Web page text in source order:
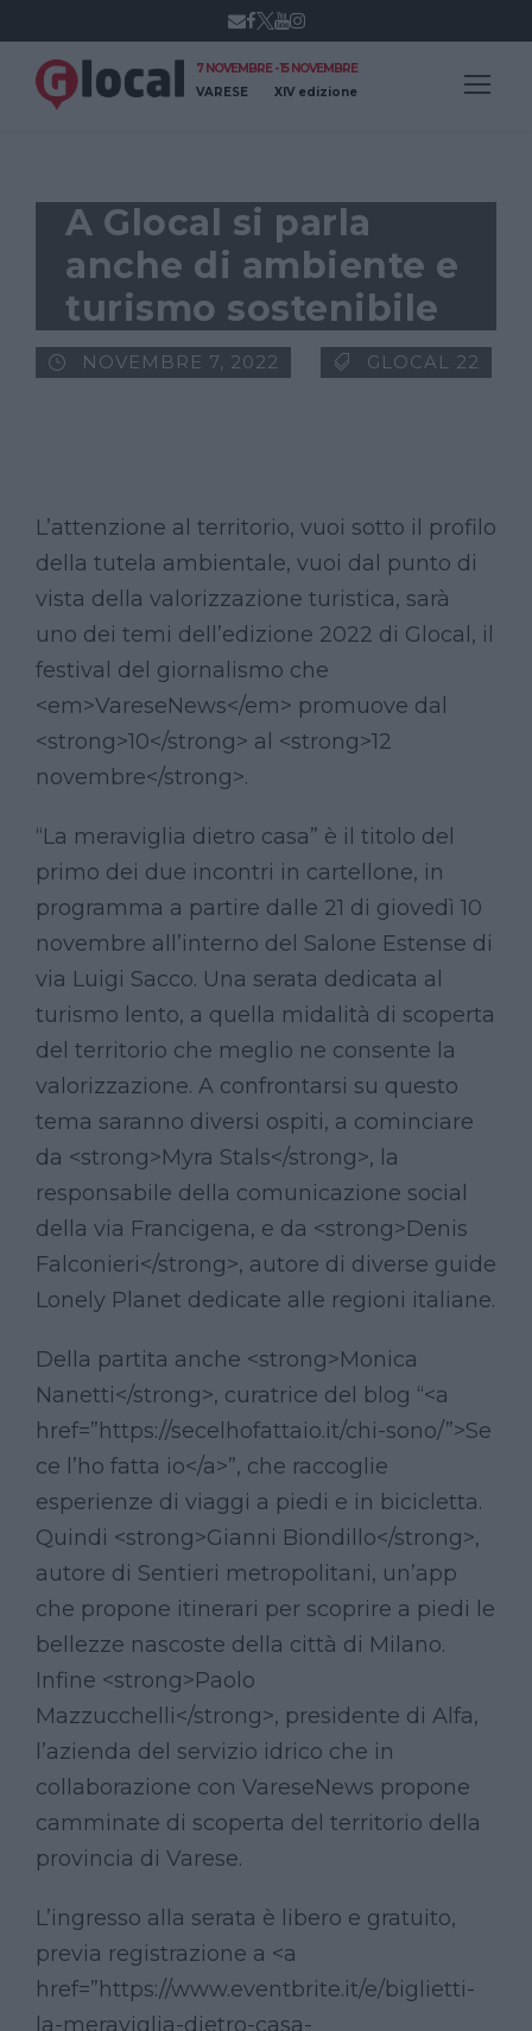
7 NOVEMBRE - 15 NOVEMBRE
VARESE
XIV edizione
A Glocal si parla
anche di ambiente e
turismo sostenibile
NOVEMBRE 7, 2022 GLOCAL 22
L’attenzione al territorio, vuoi sotto il profilo
della tutela ambientale, vuoi dal punto di
vista della valorizzazione turistica, sarà
uno dei temi dell’edizione 2022 di Glocal, il
festival del giornalismo che
<em>VareseNews</em> promuove dal
<strong>10</strong> al <strong>12
novembre</strong>.
“La meraviglia dietro casa” è il titolo del
primo dei due incontri in cartellone, in
programma a partire dalle 21 di giovedì 10
novembre all’interno del Salone Estense di
via Luigi Sacco. Una serata dedicata al
turismo lento, a quella midalità di scoperta
del territorio che meglio ne consente la
valorizzazione. A confrontarsi su questo
tema saranno diversi ospiti, a cominciare
da <strong>Myra Stals</strong>, la
responsabile della comunicazione social
della via Francigena, e da <strong>Denis
Falconieri</strong>, autore di diverse guide
Lonely Planet dedicate alle regioni italiane.
Della partita anche <strong>Monica
Nanetti</strong>, curatrice del blog “<a
href=”https://secelhofattaio.it/chi-sono/”>Se
ce l’ho fatta io</a>”, che raccoglie
esperienze di viaggi a piedi e in bicicletta.
Quindi <strong>Gianni Biondillo</strong>,
autore di Sentieri metropolitani, un’app
che propone itinerari per scoprire a piedi le
bellezze nascoste della città di Milano.
Infine <strong>Paolo
Mazzucchelli</strong>, presidente di Alfa,
l’azienda del servizio idrico che in
collaborazione con VareseNews propone
camminate di scoperta del territorio della
provincia di Varese.
L’ingresso alla serata è libero e gratuito,
previa registrazione a <a
href=”https://www.eventbrite.it/e/biglietti-
la-meraviglia-dietro-casa-